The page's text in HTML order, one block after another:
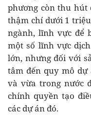
phương còn thu hút
thậm chí dưới 1
ngành, lĩnh vực để
một số lĩnh vực
lớn, nhưng đối với
tâm đến quy mô dự
và vừa trong nước
chính quyền tạo
các dự án đó.